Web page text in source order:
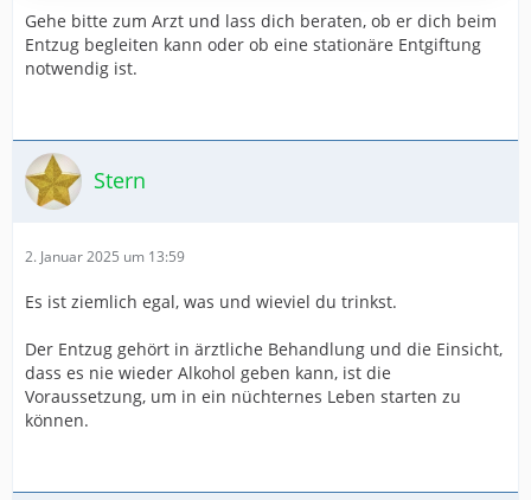
Typische Entzugserscheinungen bei Alkoholentzug sind
Schwitzen,…
Gehe bitte zum Arzt und lass dich beraten, ob er dich beim
Entzug begleiten kann oder ob eine stationäre Entgiftung
notwendig ist.
Stern
2. Januar 2025 um 13:59
Es ist ziemlich egal, was und wieviel du trinkst.
Der Entzug gehört in ärztliche Behandlung und die Einsicht,
dass es nie wieder Alkohol geben kann, ist die
Voraussetzung, um in ein nüchternes Leben starten zu
können.